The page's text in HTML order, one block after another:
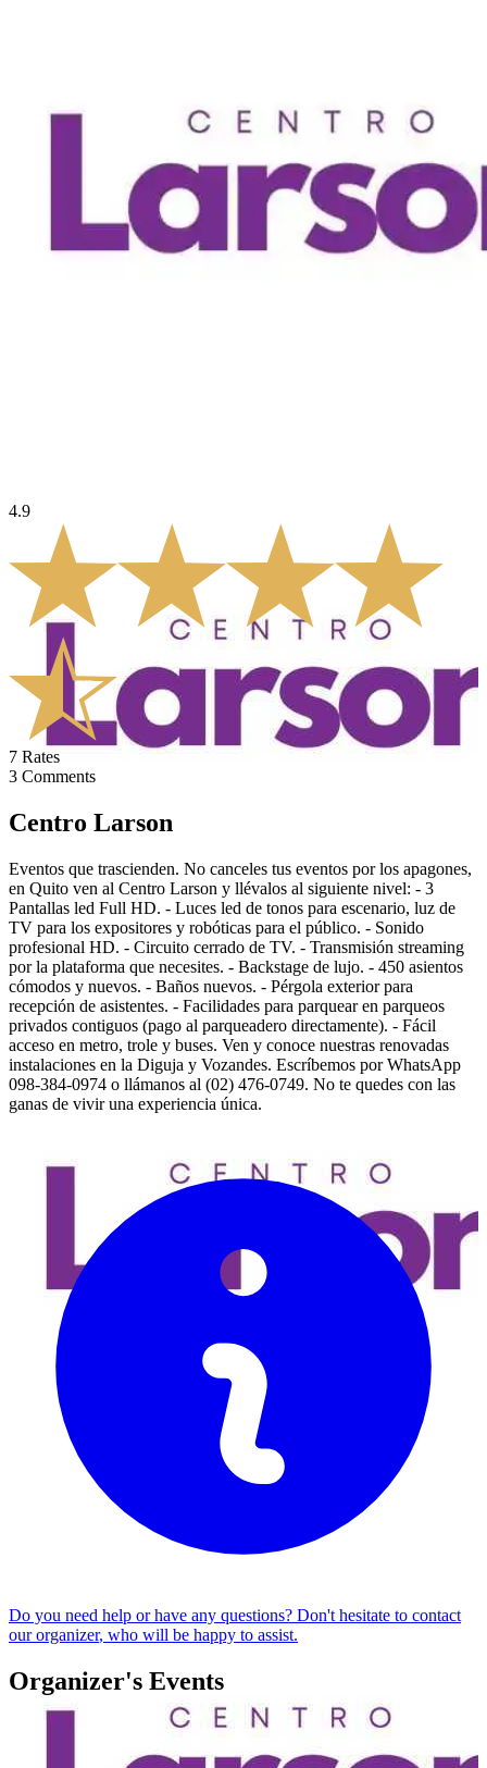
4.9
7 Rates
3 Comments
Centro Larson
Eventos que trascienden. No canceles tus eventos por los apagones,
en Quito ven al Centro Larson y llévalos al siguiente nivel: - 3
Pantallas led Full HD. - Luces led de tonos para escenario, luz de
TV para los expositores y robóticas para el público. - Sonido
profesional HD. - Circuito cerrado de TV. - Transmisión streaming
por la plataforma que necesites. - Backstage de lujo. - 450 asientos
cómodos y nuevos. - Baños nuevos. - Pérgola exterior para
recepción de asistentes. - Facilidades para parquear en parqueos
privados contiguos (pago al parqueadero directamente). - Fácil
acceso en metro, trole y buses. Ven y conoce nuestras renovadas
instalaciones en la Diguja y Vozandes. Escríbemos por WhatsApp
098-384-0974 o llámanos al (02) 476-0749. No te quedes con las
ganas de vivir una experiencia única.
Do you need help or have any questions? Don't hesitate to contact
our organizer, who will be happy to assist.
Organizer's Events